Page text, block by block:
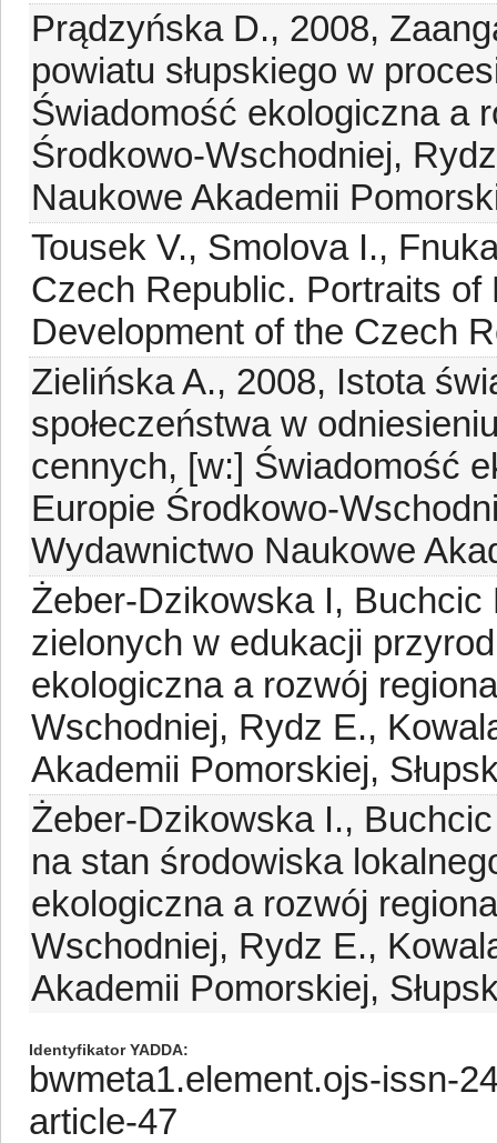
Prądzyńska D., 2008,
powiatu słupskiego w
Świadomość ekologiczna a
Środkowo-Wschodniej,
Naukowe Akademii
Tousek V., Smolova I.,
Czech Republic. Portraits
Development of the Czech
Zielińska A., 2008, Istota
społeczeństwa w
cennych, [w:] Świadomość
Europie Środkowo-
Wydawnictwo Naukowe
Żeber-Dzikowska I,
zielonych w edukacji
ekologiczna a rozwój
Wschodniej, Rydz E.,
Akademii Pomorskiej,
Żeber-Dzikowska I.,
na stan środowiska
ekologiczna a rozwój
Wschodniej, Rydz E.,
Akademii Pomorskiej,
Identyfikator YADDA
bwmeta1.element.ojs-issn-
article-47